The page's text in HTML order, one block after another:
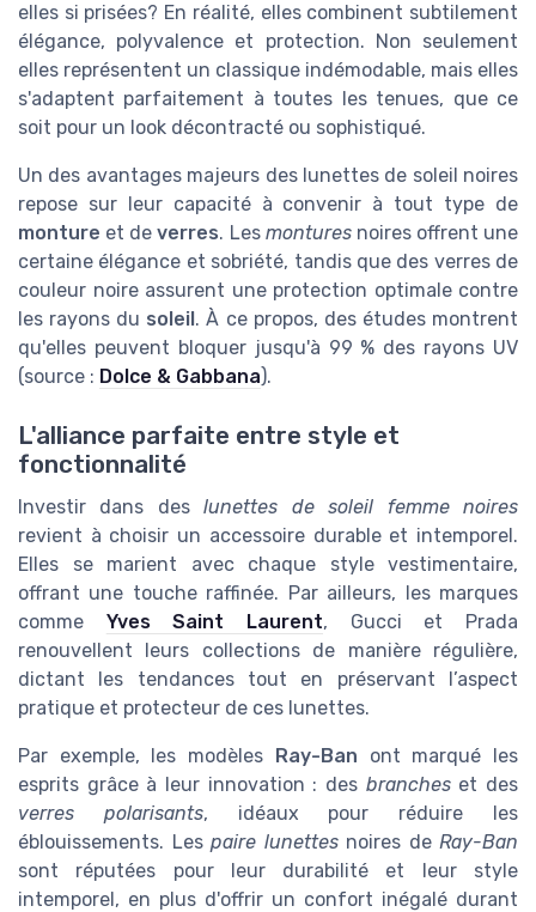
elles si prisées? En réalité, elles combinent subtilement
élégance, polyvalence et protection. Non seulement
elles représentent un classique indémodable, mais elles
s'adaptent parfaitement à toutes les tenues, que ce
soit pour un look décontracté ou sophistiqué.
Un des avantages majeurs des lunettes de soleil noires
repose sur leur capacité à convenir à tout type de
monture et deverres. Les monturesnoires offrent une
certaine élégance et sobriété, tandis que des verres de
couleur noire assurent une protection optimale contre
les rayons du soleil . À ce propos, des études montrent
qu'elles peuvent bloquer jusqu'à 99 % des rayons UV
(source : Dolce & Gabbana).
L'alliance parfaite entre style et
fonctionnalité
Investir dans deslunettes de soleil femme noires
revient à choisir un accessoire durable et intemporel.
Elles se marient avec chaque style vestimentaire,
offrant une touche raffinée. Par ailleurs, les marques
comme Yves Saint Laurent, Gucci et Prada
renouvellent leurs collections de manière régulière,
dictant les tendances tout en préservant l’aspect
pratique et protecteur de ces lunettes.
Par exemple, les modèles Ray-Ban ont marqué les
esprits grâce à leur innovation : des brancheset des
verres polarisants, idéaux pour réduire les
éblouissements. Les paire lunettesnoires de Ray-Ban
sont réputées pour leur durabilité et leur style
intemporel, en plus d'offrir un confort inégalé durant